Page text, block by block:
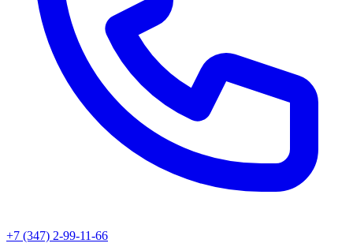
+7 (347) 2-99-11-66